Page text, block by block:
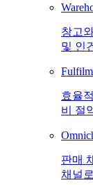
창고
및 인
효율
비 절
판매
채널